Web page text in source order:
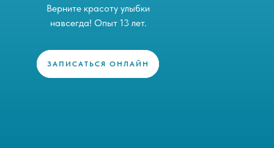
Верните красоту улыбки
навсегда! Опыт 13 лет.
ЗАПИСАТЬСЯ ОНЛАЙН